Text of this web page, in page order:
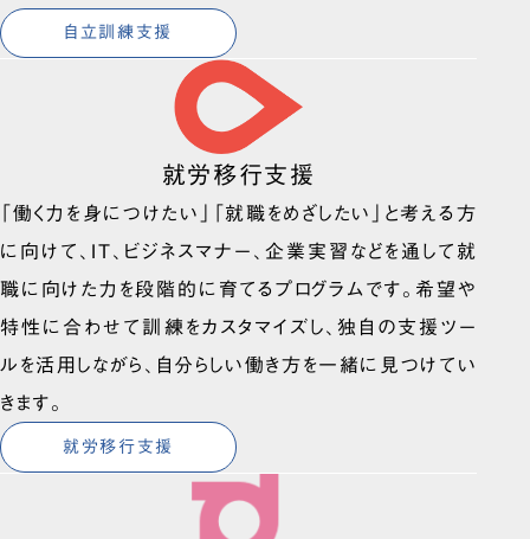
自立訓練支援
就労移行支援
「働く力を身につけたい」「就職をめざしたい」と考える方
に向けて、IT、ビジネスマナー、企業実習などを通して就
職に向けた力を段階的に育てるプログラムです。希望や
特性に合わせて訓練をカスタマイズし、独自の支援ツー
ルを活用しながら、自分らしい働き方を一緒に見つけてい
きます。
就労移行支援